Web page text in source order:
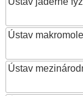
Ústav
Ústav